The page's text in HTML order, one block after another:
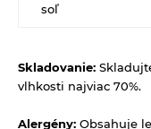
soľ
Skladovanie:
vlhkosti najviac 70%.
Alergény: Obsahuje